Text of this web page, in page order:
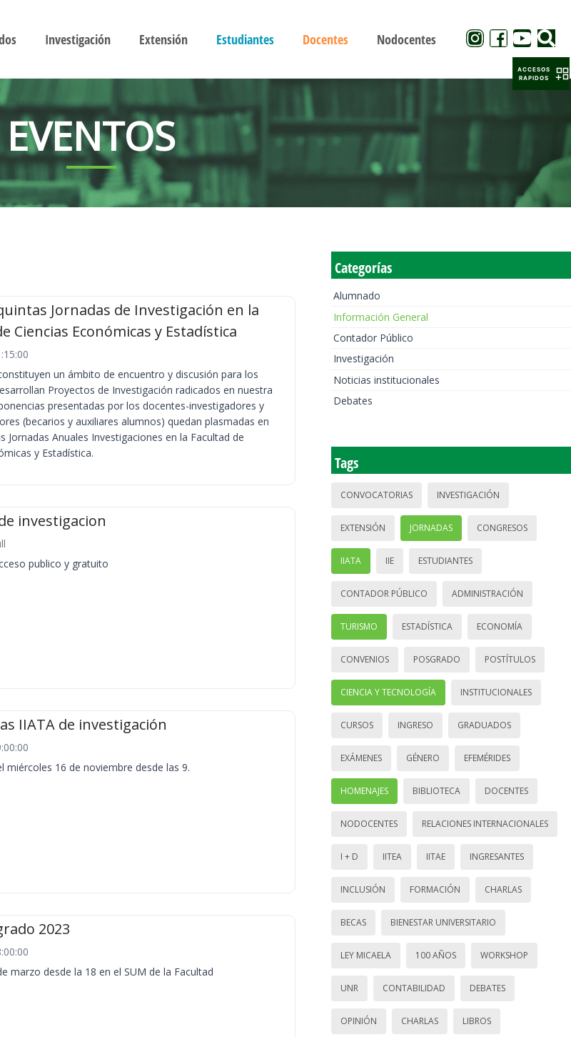
Investigación Extensión Estudiantes Docentes Nodocentes
EVENTOS
Jornadas de Investigación en la
Ciencias Económicas y Estadística
un ámbito de encuentro y discusión para los
Proyectos de Investigación radicados en nuestra
presentadas por los docentes-investigadores y
(becarios y auxiliares alumnos) quedan plasmadas en
Jornadas Anuales Investigaciones en la Facultad de
y Estadística.
investigacion
publico y gratuito
IIATA de investigación
miércoles 16 de noviembre desde las 9.
2023
marzo desde la 18 en el SUM de la Facultad
Categorías
Alumnado
Información General
Contador Público
Investigación
Noticias institucionales
Debates
Tags
CONVOCATORIAS INVESTIGACIÓN
EXTENSIÓN JORNADAS CONGRESOS
IIATA IIE ESTUDIANTES
CONTADOR PÚBLICO ADMINISTRACIÓN
TURISMO ESTADÍSTICA ECONOMÍA
CONVENIOS POSGRADO POSTÍTULOS
CIENCIA Y TECNOLOGÍA INSTITUCIONALES
CURSOS INGRESO GRADUADOS
EXÁMENES GÉNERO EFEMÉRIDES
HOMENAJES BIBLIOTECA DOCENTES
NODOCENTES RELACIONES INTERNACIONALES
I + D IITEA IITAE INGRESANTES
INCLUSIÓN FORMACIÓN CHARLAS
BECAS BIENESTAR UNIVERSITARIO
LEY MICAELA 100 AÑOS WORKSHOP
UNR CONTABILIDAD DEBATES
OPINIÓN CHARLAS LIBROS
ACCESOS
RAPIDOS